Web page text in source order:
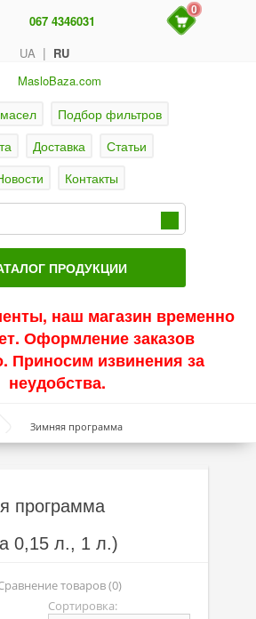
UA | RU
067 4346031
0
Подбор фильтров
Доставка
Статьи
Контакты
ПРОДУКЦИИ
продукты
масла
масла
Molygen
наш магазин временно
Оформление заказов
Приносим извинения за
неудобства.
Зимняя программа
программа
0,15 л., 1 л.)
товаров (0)
Сортировка: